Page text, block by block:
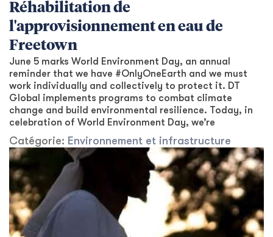
Réhabilitation de
l'approvisionnement en eau de
Freetown
June 5 marks World Environment Day, an annual
reminder that we have #OnlyOneEarth and we must
work individually and collectively to protect it. DT
Global implements programs to combat climate
change and build environmental resilience. Today, in
celebration of World Environment Day, we’re
Catégorie: Environnement et infrastructure